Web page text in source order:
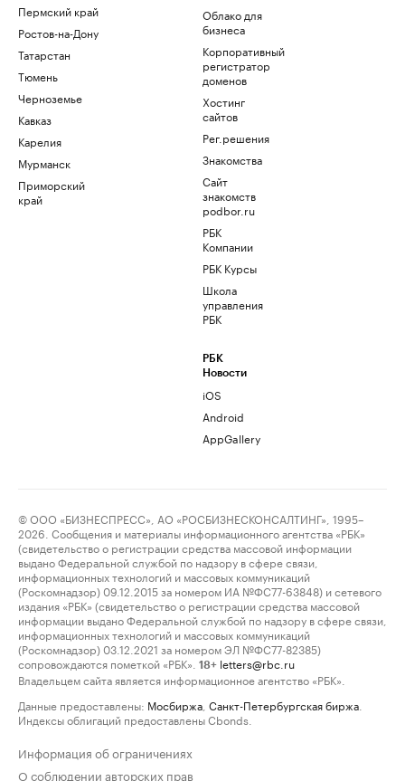
Пермский край
Ростов-на-Дону
Татарстан
Тюмень
Черноземье
Кавказ
Карелия
Мурманск
Приморский
край
Облако для
бизнеса
Корпоративный
регистратор
доменов
Хостинг
сайтов
Рег.решения
Знакомства
Сайт
знакомств
podbor.ru
РБК
Компании
РБК Курсы
Школа
управления
РБК
РБК
Новости
iOS
Android
AppGallery
© ООО «БИЗНЕСПРЕСС», АО «РОСБИЗНЕСКОНСАЛТИНГ», 1995–
2026. Сообщения и материалы информационного агентства «РБК»
(свидетельство о регистрации средства массовой информации
выдано Федеральной службой по надзору в сфере связи,
информационных технологий и массовых коммуникаций
(Роскомнадзор) 09.12.2015 за номером ИА №ФС77-63848) и сетевого
издания «РБК» (свидетельство о регистрации средства массовой
информации выдано Федеральной службой по надзору в сфере связи,
информационных технологий и массовых коммуникаций
(Роскомнадзор) 03.12.2021 за номером ЭЛ №ФС77-82385)
сопровождаются пометкой «РБК».
18+ letters@rbc.ru
Владельцем сайта является информационное агентство «РБК».
Данные предоставлены: Мосбиржа Санкт-Петербургская биржа
Индексы облигаций предоставлены Cbonds.
Информация об ограничениях
О соблюдении авторских прав